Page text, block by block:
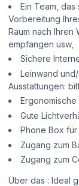
Ein Team,
Vorbereitung
Raum nach Ihren
empfangen usw,
Sichere
Leinwand
Ausstattungen:
Gute
Phone Box für
Zugang zum
Zugang zum
Über das : Ideal